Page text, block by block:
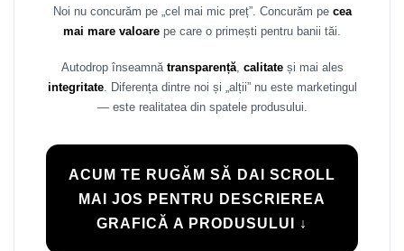
Noi nu concurăm pe „cel mai mic preț”. Concurăm pe cea
mai mare valoare pe care o primești pentru banii tăi.
Autodrop înseamnă transparență, calitateși mai ales
integritate. Diferența dintre noi și „alții” nu este marketingul
— este realitatea din spatele produsului.
ACUM TE RUGĂM SĂ DAI SCROLL
MAI JOS PENTRU DESCRIEREA
GRAFICĂ A PRODUSULUI ↓